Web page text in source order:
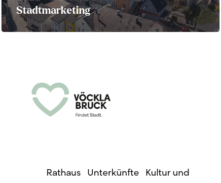
Stadtmarketing
Rathaus Unterkünfte Kultur und